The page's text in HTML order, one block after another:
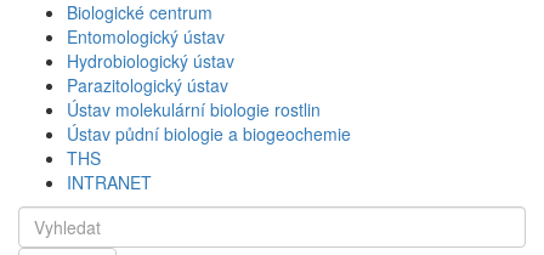
Biologické centrum
Entomologický ústav
Hydrobiologický ústav
Parazitologický ústav
Ústav molekulární biologie rostlin
Ústav půdní biologie a biogeochemie
THS
INTRANET